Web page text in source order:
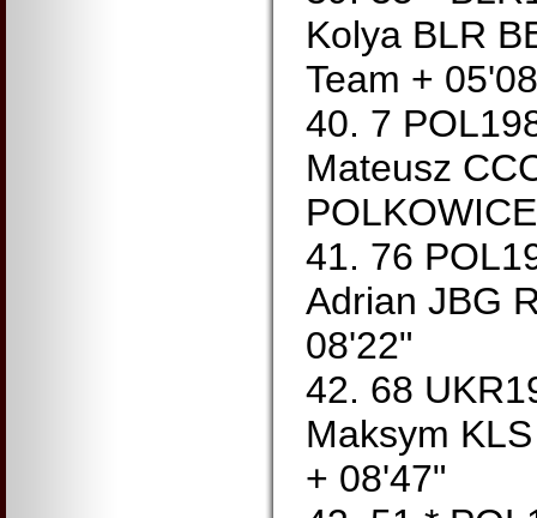
Kolya BLR
Team +
40. 7
Mateusz
41. 76
Adrian JBG
08'22"
42. 68
Maksym
+ 08'47"